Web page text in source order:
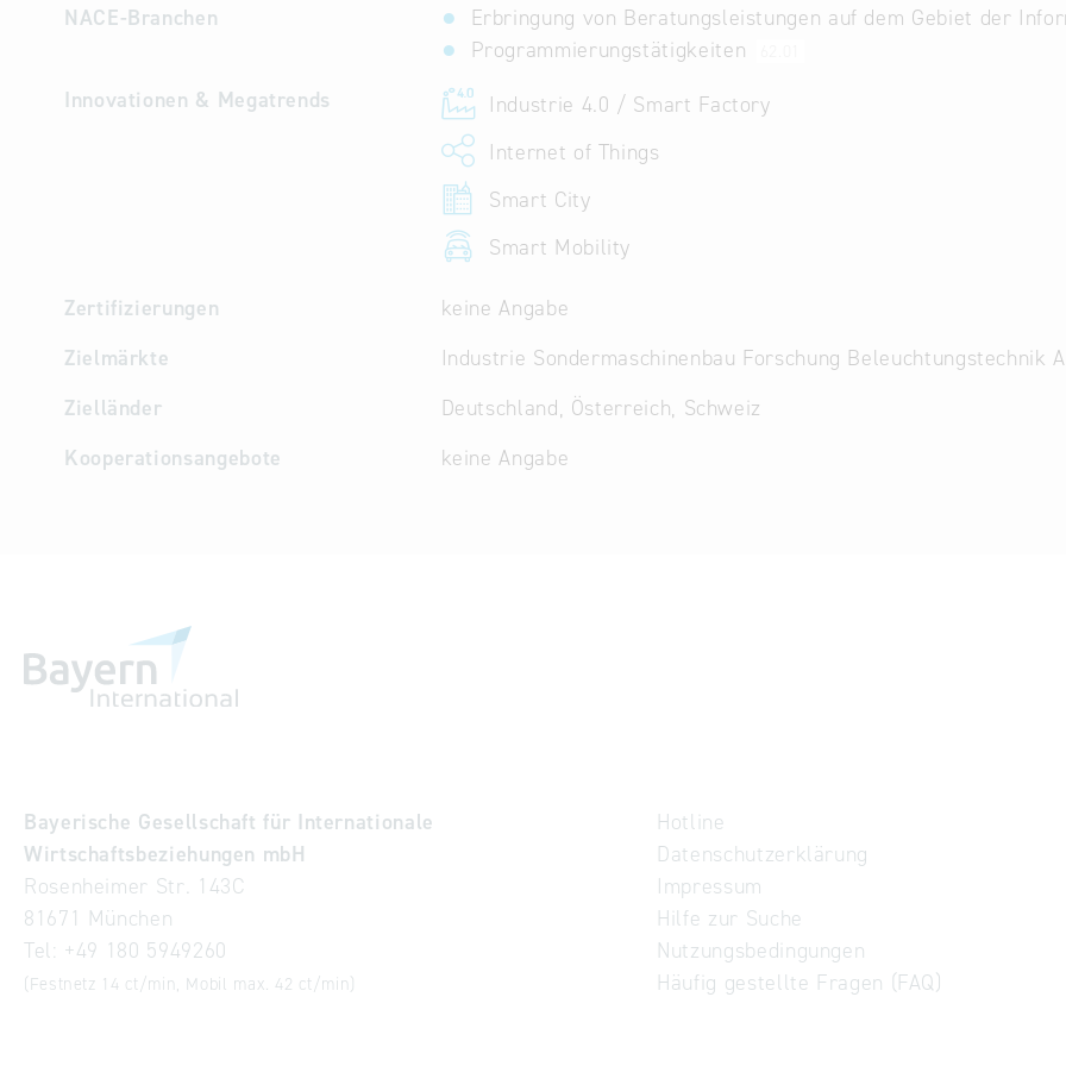
NACE-Branchen
Erbringung von Beratungsleistungen auf dem Gebiet der
Programmierungstätigkeiten
Innovationen & Megatrends
Industrie 4.0 / Smart Factory
Internet of Things
Smart City
Smart Mobility
Zertifizierungen
keine Angabe
Zielmärkte
Industrie Sondermaschinenbau Forschung Beleuchtungstechnik
Zielländer
Deutschland, Österreich, Schweiz
Kooperationsangebote
keine Angabe
Bayerische Gesellschaft für Internationale
Wirtschaftsbeziehungen mbH
Rosenheimer Str. 143C
81671 München
Tel: +49 180 5949260
(Festnetz 14 ct/min, Mobil max. 42 ct/min)
Hotline
Datenschutzerklärung
Impressum
Hilfe zur Suche
Nutzungsbedingungen
Häufig gestellte Fragen (FAQ)